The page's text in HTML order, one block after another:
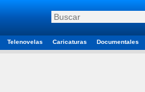
Telenovelas Caricaturas Documentales